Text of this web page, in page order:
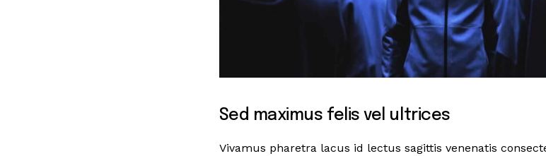
Sed maximus felis vel ultrices
Vivamus pharetra lacus id lectus sagittis venenatis